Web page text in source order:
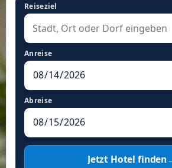
Reiseziel
Anreise
Abreise
Jetzt Hotel finden